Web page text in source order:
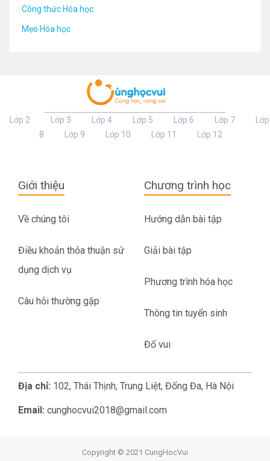
Công thức Hóa học
Mẹo Hóa học
Lớp 2 Lớp 3 Lớp 4 Lớp 5 Lớp 6 Lớp 7
Lớp
8
Lớp 9 Lớp 10 Lớp 11 Lớp 12
Giới thiệu
Về chúng tôi
Điều khoản thỏa thuận sử
dụng dịch vụ
Câu hỏi thường gặp
Chương trình học
Hướng dẫn bài tập
Giải bài tập
Phương trình hóa học
Thông tin tuyển sinh
Đố vui
Địa chỉ: 102, Thái Thịnh, Trung Liệt, Đống Đa, Hà Nội
Email: cunghocvui2018@gmail.com
Copyright © 2021 CungHocVui